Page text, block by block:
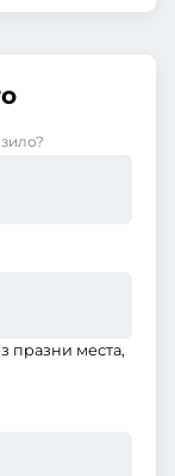
празни места,